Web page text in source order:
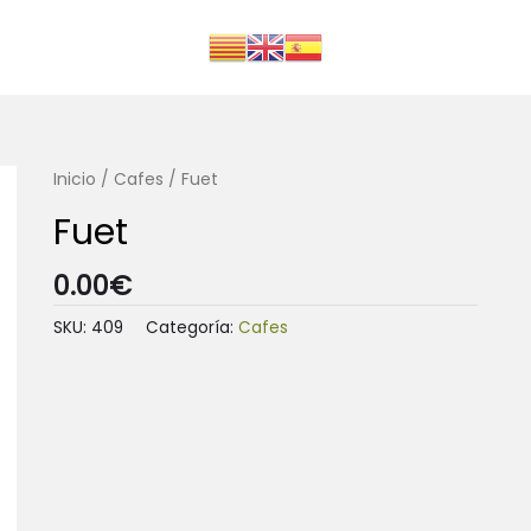
Inicio / Cafes / Fuet
Fuet
0.00€
SKU: 409 Categoría: Cafes